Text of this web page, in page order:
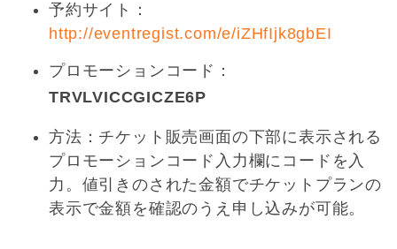
予約サイト：
http://eventregist.com/e/iZHfIjk8gbEI
プロモーションコード：
TRVLVICCGICZE6P
方法：チケット販売画面の下部に表示される
プロモーションコード入力欄にコードを入
力。値引きのされた金額でチケットプランの
表示で金額を確認のうえ申し込みが可能。